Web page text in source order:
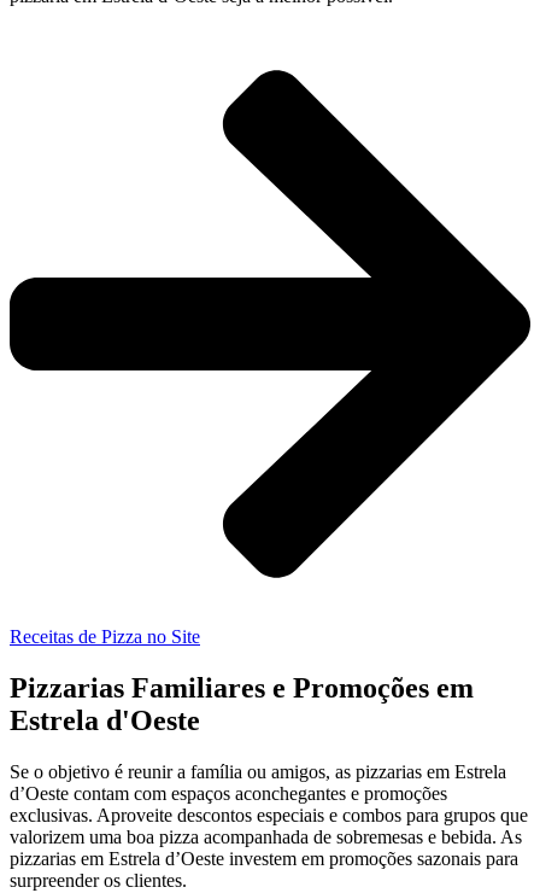
Receitas de Pizza no Site
Pizzarias Familiares e Promoções em
Estrela d'Oeste
Se o objetivo é reunir a família ou amigos, as pizzarias em Estrela
d’Oeste contam com espaços aconchegantes e promoções
exclusivas. Aproveite descontos especiais e combos para grupos que
valorizem uma boa pizza acompanhada de sobremesas e bebida. As
pizzarias em Estrela d’Oeste investem em promoções sazonais para
surpreender os clientes.